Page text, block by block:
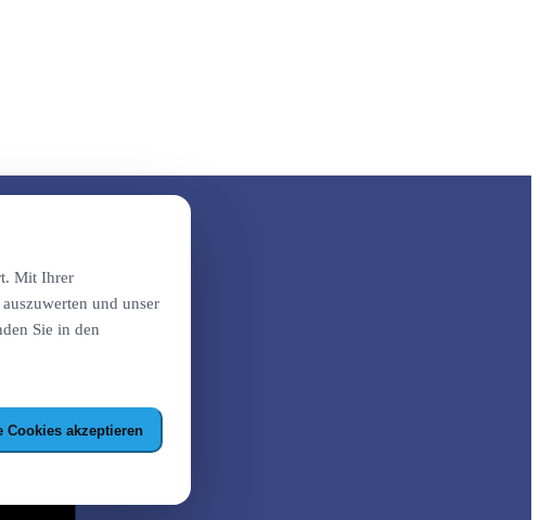
Mit Ihrer
und unser
Sie in den
Cookies akzeptieren